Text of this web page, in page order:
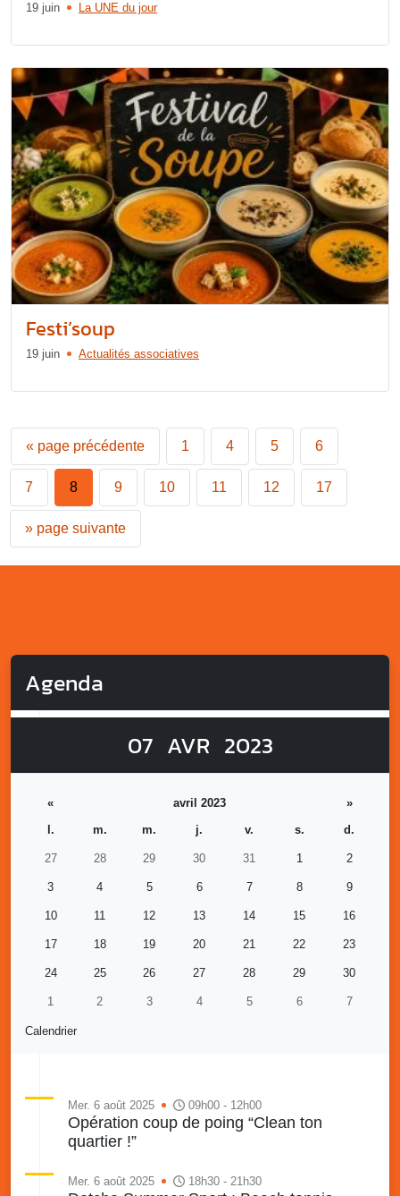
19 juin La UNE du jour
Festi’soup
19 juin Actualités associatives
« page précédente 1 4 5 6
7 8 9 10 11 12 17
» page suivante
Agenda
07 AVR 2023
Calendrier
« avril 2023
»
l.
m. m. j. v. s. d.
27 28 29 30 31 1 2
3 4 5 6 7 8 9
10 11 12 13 14 15 16
17 18 19 20 21 22 23
24 25 26 27 28 29 30
1 2 3 4 5 6 7
Mer. 6 août 2025 09h00 - 12h00
Opération coup de poing “Clean ton
quartier !”
Mer. 6 août 2025 18h30 - 21h30